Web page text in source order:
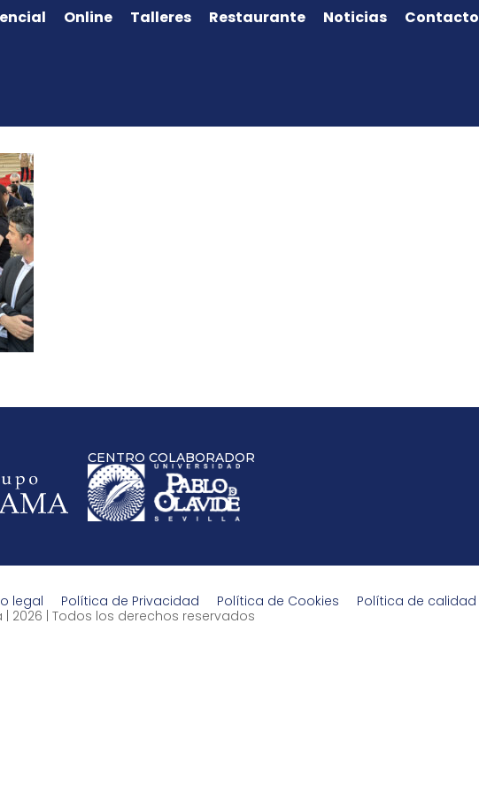
Online Talleres Restaurante Noticias Contacto
CENTRO COLABORADOR
legal Política de Privacidad Política de Cookies Política de calidad
| 2026 | Todos los derechos reservados